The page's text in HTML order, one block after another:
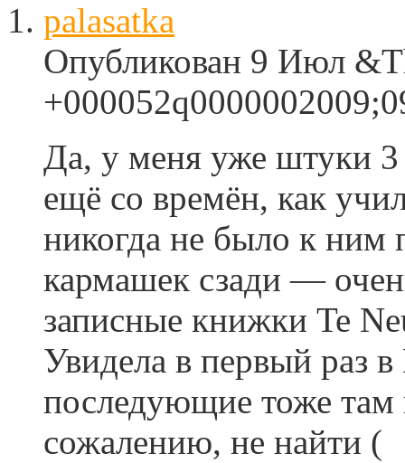
palasatka
Опубликован 9 Июл
Да, у меня уже штуки
ещё со времён, как
никогда не было к
кармашек сзади —
записные книжки Te
Увидела в первый раз
последующие тоже
сожалению, не найти (